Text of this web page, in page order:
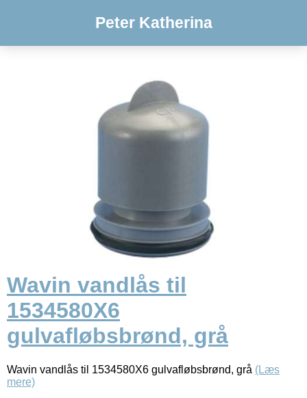
Peter Katherina
Wavin vandlås til
1534580X6
gulvafløbsbrønd, grå
Wavin vandlås til 1534580X6 gulvafløbsbrønd, grå (Læs
mere)